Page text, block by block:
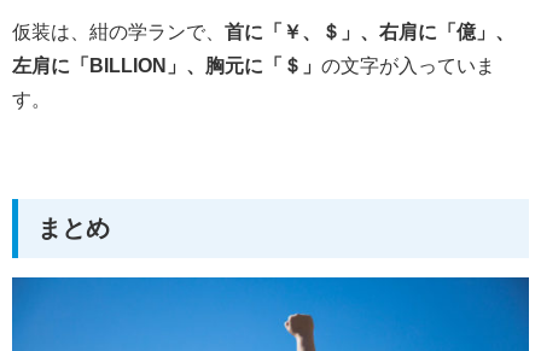
仮装は、紺の学ランで、 首に「￥、＄」、右肩に「億」、
左肩に「BILLION」、胸元に「＄」 の文字が入っていま
す。
まとめ